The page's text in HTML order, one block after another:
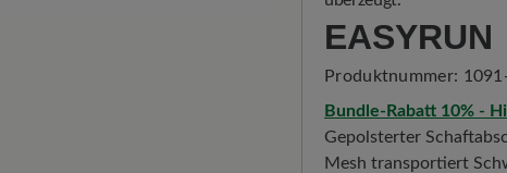
EASYRUN
Produktnummer:
Bundle-Rabatt 10% -
Gepolsterter
Mesh transportiert